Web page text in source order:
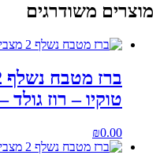
מוצרים משודרגים
טוקיו – רוז גולד – PVD Nano
₪0.00